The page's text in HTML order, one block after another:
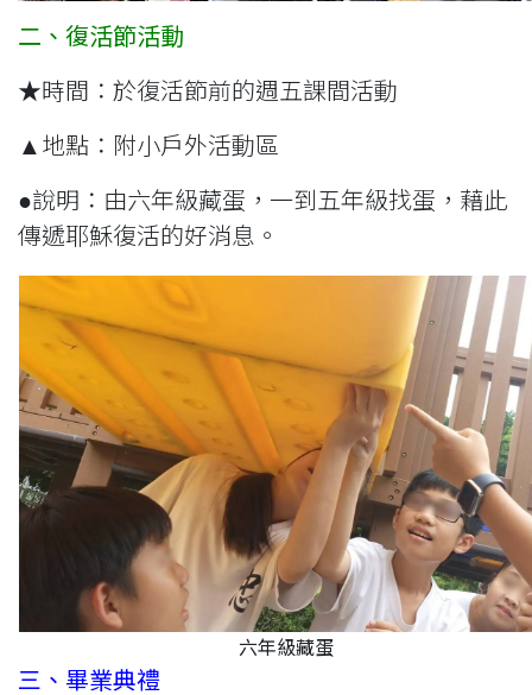
二、復活節活動
★時間：於復活節前的週五課間活動
▲地點：附小戶外活動區
●說明：由六年級藏蛋，一到五年級找蛋，藉此
傳遞耶穌復活的好消息。
六年級藏蛋
三、畢業典禮